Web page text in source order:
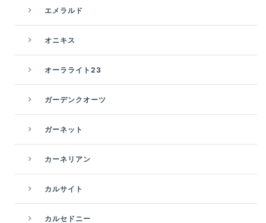
エメラルド
オニキス
オーラライト23
ガーデンクオーツ
ガーネット
カーネリアン
カルサイト
カルセドニー